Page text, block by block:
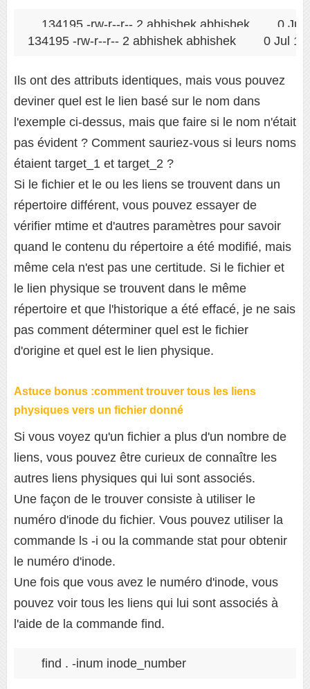
134195 -rw-r--r-- 2 abhishek abhishek        0 Jul
134195 -rw-r--r-- 2 abhishek abhishek        0 Jul
Ils ont des attributs identiques, mais vous pouvez
deviner quel est le lien basé sur le nom dans
l'exemple ci-dessus, mais que faire si le nom n'était
pas évident ? Comment sauriez-vous si leurs noms
étaient target_1 et target_2 ?
Si le fichier et le ou les liens se trouvent dans un
répertoire différent, vous pouvez essayer de
vérifier mtime et d'autres paramètres pour savoir
quand le contenu du répertoire a été modifié, mais
même cela n'est pas une certitude. Si le fichier et
le lien physique se trouvent dans le même
répertoire et que l'historique a été effacé, je ne sais
pas comment déterminer quel est le fichier
d'origine et quel est le lien physique.
Astuce bonus :comment trouver tous les liens
physiques vers un fichier donné
Si vous voyez qu'un fichier a plus d'un nombre de
liens, vous pouvez être curieux de connaître les
autres liens physiques qui lui sont associés.
Une façon de le trouver consiste à utiliser le
numéro d'inode du fichier. Vous pouvez utiliser la
commande ls -i ou la commande stat pour obtenir
le numéro d'inode.
Une fois que vous avez le numéro d'inode, vous
pouvez voir tous les liens qui lui sont associés à
l'aide de la commande find.
find . -inum inode_number